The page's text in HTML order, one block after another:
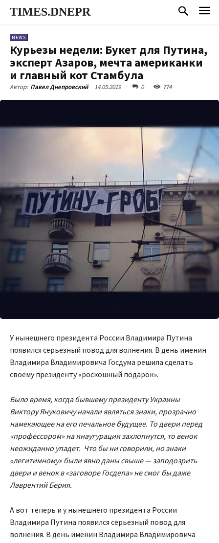
TIMES.DNEPR
NEWS
Курьезы недели: Букет для Путина,
эксперт Азаров, мечта американки
и главный кот Стамбула
Автор: Павел Днепровский 14.05.2019 0 774
У нынешнего президента России Владимира Путина
появился серьезный повод для волнения. В день именин
Владимира Владимировича Госдума решила сделать
своему президенту «роскошный подарок».
Было время, когда бывшему президенту Украины
Виктору Януковичу начали являться знаки, прозрачно
намекающее на его печальное будущее. То двери перед
«профессором» на инаугурации захлопнутся, то венок
неожиданно упадет. Что бы ни говорили, но знаки
«легитимному» были явно даны свыше — заподозрить
двери и венок в «заговоре Госдепа» не смог бы даже
Лаврентий Берия.
А вот теперь и у нынешнего президента России
Владимира Путина появился серьезный повод для
волнения. В день именин Владимира Владимировича